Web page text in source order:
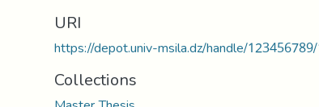
URI
https://depot.univ-msila.dz/handle/
Collections